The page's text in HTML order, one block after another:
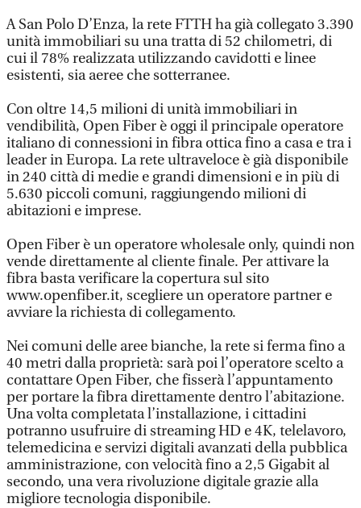
A San Polo D’Enza, la rete FTTH ha già collegato 3.390
unità immobiliari su una tratta di 52 chilometri, di
cui il 78% realizzata utilizzando cavidotti e linee
esistenti, sia aeree che sotterranee.
Con oltre 14,5 milioni di unità immobiliari in
vendibilità, Open Fiber è oggi il principale operatore
italiano di connessioni in fibra ottica fino a casa e tra i
leader in Europa. La rete ultraveloce è già disponibile
in 240 città di medie e grandi dimensioni e in più di
5.630 piccoli comuni, raggiungendo milioni di
abitazioni e imprese.
Open Fiber è un operatore wholesale only, quindi non
vende direttamente al cliente finale. Per attivare la
fibra basta verificare la copertura sul sito
www.openfiber.it, scegliere un operatore partner e
avviare la richiesta di collegamento.
Nei comuni delle aree bianche, la rete si ferma fino a
40 metri dalla proprietà: sarà poi l’operatore scelto a
contattare Open Fiber, che fisserà l’appuntamento
per portare la fibra direttamente dentro l’abitazione.
Una volta completata l’installazione, i cittadini
potranno usufruire di streaming HD e 4K, telelavoro,
telemedicina e servizi digitali avanzati della pubblica
amministrazione, con velocità fino a 2,5 Gigabit al
secondo, una vera rivoluzione digitale grazie alla
migliore tecnologia disponibile.